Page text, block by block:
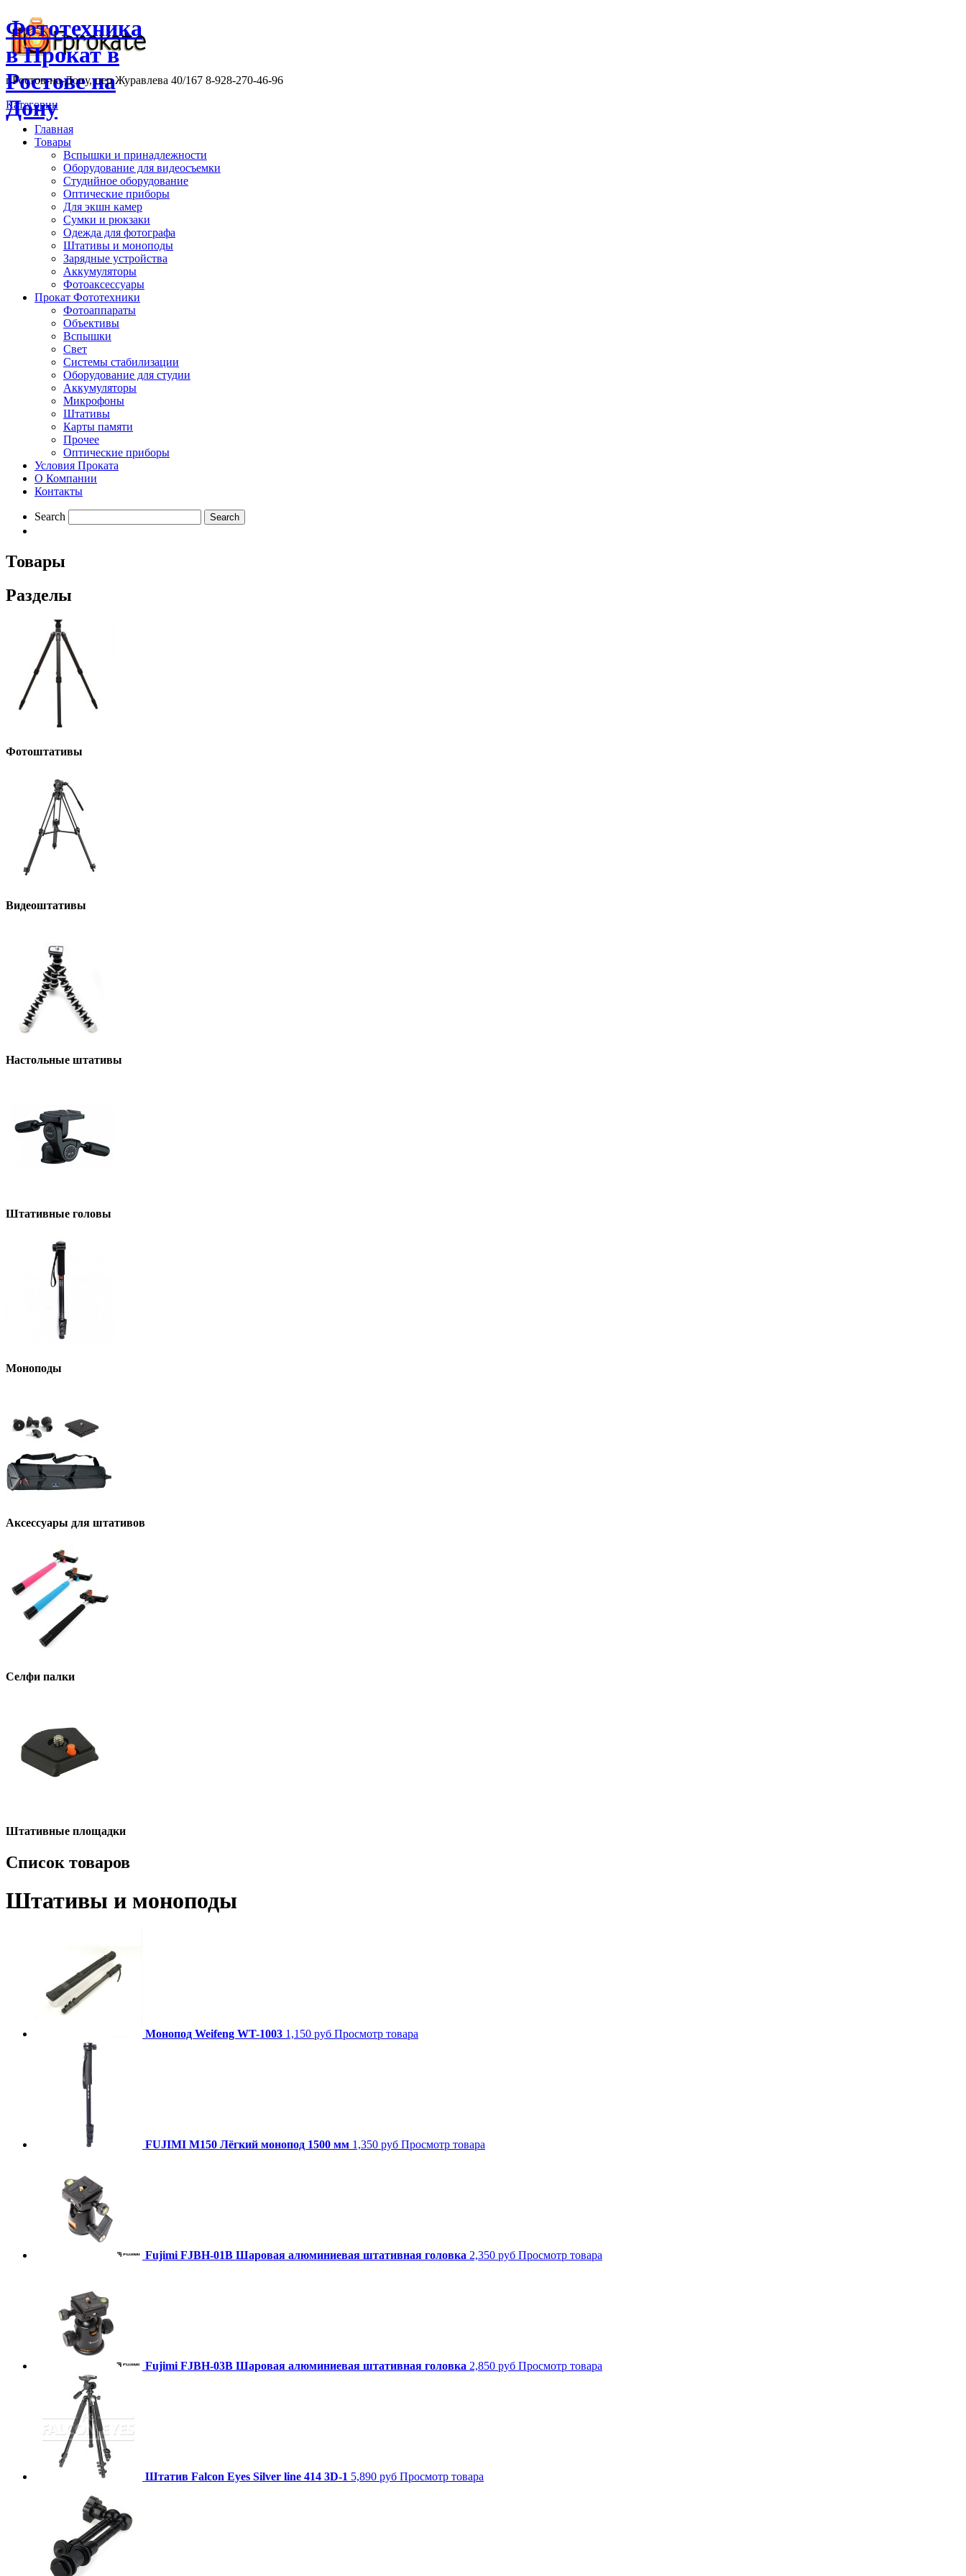
Фототехника
в Прокат в
Ростове на
Дону
г.Ростов-на-Дону, пер.Журавлева 40/167 8-928-270-46-96
Категории
Главная
Товары
Вспышки и принадлежности
Оборудование для видеосъемки
Студийное оборудование
Оптические приборы
Для экшн камер
Сумки и рюкзаки
Одежда для фотографа
Штативы и моноподы
Зарядные устройства
Аккумуляторы
Фотоаксессуары
Прокат Фототехники
Фотоаппараты
Объективы
Вспышки
Свет
Системы стабилизации
Оборудование для студии
Aккумуляторы
Микрофоны
Штативы
Карты памяти
Прочее
Оптические приборы
Условия Проката
О Компании
Контакты
Search
Товары
Разделы
Фотоштативы
Видеоштативы
Настольные штативы
Штативные головы
Моноподы
Аксессуары для штативов
Селфи палки
Штативные площадки
Список товаров
Штативы и моноподы
Монопод Weifeng WT-1003 1,150 руб Просмотр товара
FUJIMI M150 Лёгкий монопод 1500 мм 1,350 руб Просмотр товара
Fujimi FJBH-01B Шаровая алюминиевая штативная головка 2,350 руб Просмотр товара
Fujimi FJBH-03B Шаровая алюминиевая штативная головка 2,850 руб Просмотр товара
Штатив Falcon Eyes Silver line 414 3D-1 5,890 руб Просмотр товара